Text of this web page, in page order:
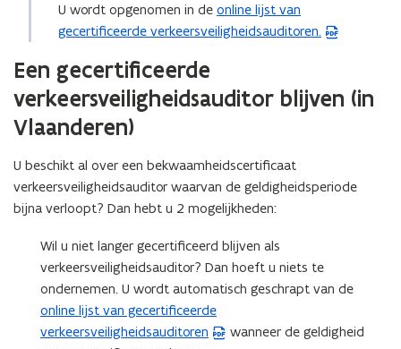
U wordt opgenomen in de online lijst van
gecertificeerde verkeersveiligheidsauditoren.
(
P
b
t
a
n
o
p
e
n
t
Een gecertificeerde
verkeersveiligheidsauditor blijven (in
Vlaanderen)
U beschikt al over een bekwaamheidscertificaat
verkeersveiligheidsauditor waarvan de geldigheidsperiode
bijna verloopt? Dan hebt u 2 mogelijkheden:
Wil u niet langer gecertificeerd blijven als
verkeersveiligheidsauditor? Dan hoeft u niets te
ondernemen. U wordt automatisch geschrapt van de
online lijst van gecertificeerde
verkeersveiligheidsauditoren
(
P
wanneer de geldigheid